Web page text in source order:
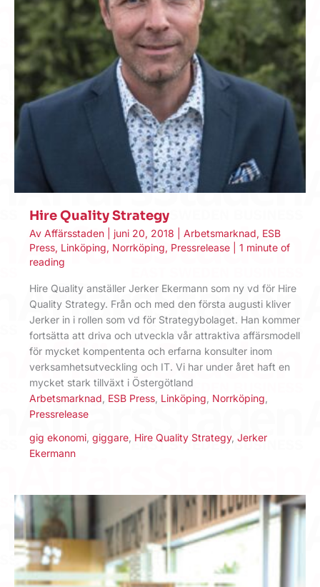
Hire Quality Strategy
Av Affärsstaden juni 20, 2018 Arbetsmarknad, ESB
Press, Linköping, Norrköping, Pressrelease
1 minute of
reading
Hire Quality anställer Jerker Ekermann som ny vd för Hire
Quality Strategy. Från och med den första augusti kliver
Jerker in i rollen som vd för Strategybolaget. Han kommer
fortsätta att driva och utveckla vår attraktiva affärsmodell
för mycket kompententa och erfarna konsulter inom
verksamhetsutveckling och IT. Vi har under året haft en
mycket stark tillväxt i Östergötland
Arbetsmarknad ESB Press Linköping Norrköping
Pressrelease
gig ekonomi, giggare, Hire Quality Strategy, Jerker
Ekermann